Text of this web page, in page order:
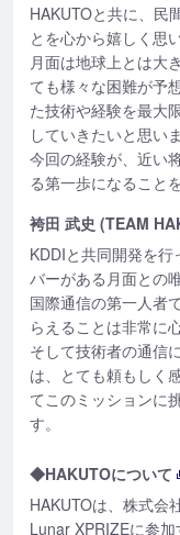
HAKUTOと共に、民
とを心から嬉しく思い
月面は地球上とは大
ても様々な困難が予
た技術や経験を最大
していきたいと思いま
今回の経験が、近い
る第一歩になること
袴田 武史 (TEAM
KDDIと共同開発を
バーがある月面との
国際通信の第一人者
らえることは非常に
そして技術者の通信
は、とても頼もしく
てこのミッションに
す。
◆HAKUTOについて
HAKUTOは、株式会
Lunar XPRIZEに参